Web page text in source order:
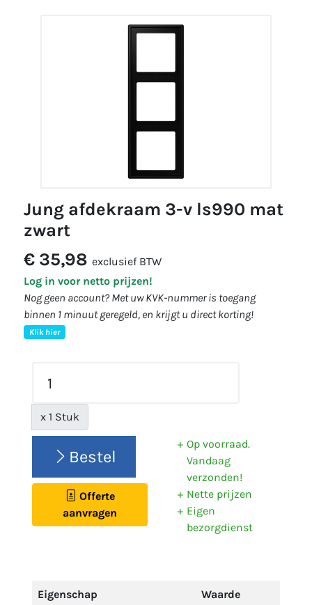
jung afdekraam 3-v ls990 mat
zwart
€ 35,98 exclusief BTW
Log in voor netto prijzen!
Nog geen account? Met uw KVK-nummer is toegang
binnen 1 minuut geregeld, en krijgt u direct korting!
Klik hier
x 1 Stuk
Bestel
Offerte
aanvragen
Op voorraad.
Vandaag
verzonden!
Nette prijzen
Eigen
bezorgdienst
Eigenschap Waarde